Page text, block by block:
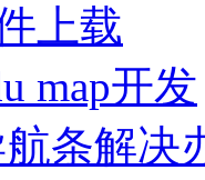
上载
map开发
航条解决